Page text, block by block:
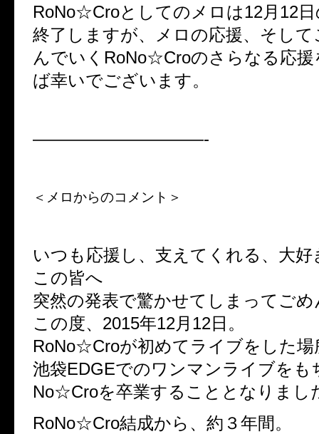
RoNo☆Croとしてのメロは12月12
終了しますが、メロの応援、そし
んでいくRoNo☆Croのさらなる応
ば幸いでございます。
——————————-
＜メロからのコメント＞
いつも応援し、支えてくれる、大
この皆へ
突然の発表で驚かせてしまってごめ
この度、2015年12月12日。
RoNo☆Croが初めてライブをした場
池袋EDGEでのワンマンライブをも
No☆Croを卒業することとなりまし
RoNo☆Cro結成から、約３年間。